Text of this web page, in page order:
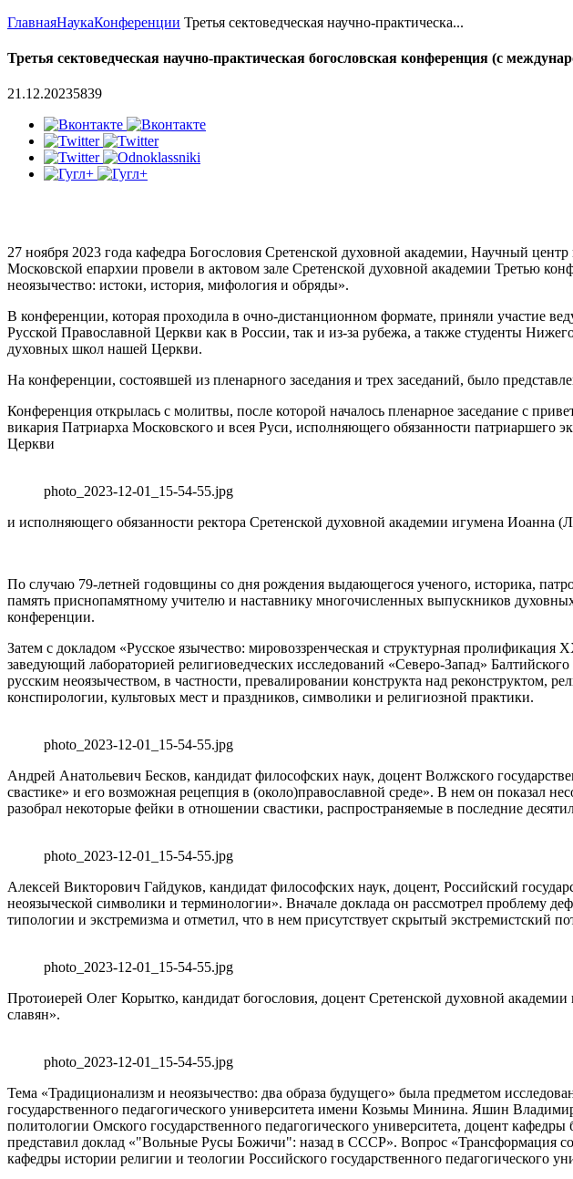
ГлавнаяНаукаКонференции Третья сектоведческая научно-практическа...
Третья сектоведческая научно-практическая богословская конференция (с
21.12.20235839
27 ноября 2023 года кафедра Богословия Сретенской духовной академии, Научный
Московской епархии провели в актовом зале Сретенской духовной академии Третью
неоязычество: истоки, история, мифология и обряды».
В конференции, которая проходила в очно-дистанционном формате, приняли участие
Русской Православной Церкви как в России, так и из-за рубежа, а также студенты
духовных школ нашей Церкви.
На конференции, состоявшей из пленарного заседания и трех заседаний, было
Конференция открылась с молитвы, после которой началось пленарное заседание с
викария Патриарха Московского и всея Руси, исполняющего обязанности патриаршего
Церкви
photo_2023-12-01_15-54-55.jpg
и исполняющего обязанности ректора Сретенской духовной академии игумена Иоанна
По случаю 79-летней годовщины со дня рождения выдающегося ученого, историка,
память приснопамятному учителю и наставнику многочисленных выпускников
конференции.
Затем с докладом «Русское язычество: мировоззренческая и структурная
заведующий лабораторией религиоведческих исследований «Северо-Запад»
русским неоязычеством, в частности, превалировании конструкта над реконструктом,
конспирологии, культовых мест и праздников, символики и религиозной практики.
photo_2023-12-01_15-54-55.jpg
Андрей Анатольевич Бесков, кандидат философских наук, доцент Волжского
свастике» и его возможная рецепция в (около)православной среде». В нем он показал
разобрал некоторые фейки в отношении свастики, распространяемые в последние
photo_2023-12-01_15-54-55.jpg
Алексей Викторович Гайдуков, кандидат философских наук, доцент, Российский
неоязыческой символики и терминологии». Вначале доклада он рассмотрел проблему
типологии и экстремизма и отметил, что в нем присутствует скрытый экстремистский
photo_2023-12-01_15-54-55.jpg
Протоиерей Олег Корытко, кандидат богословия, доцент Сретенской духовной
славян».
photo_2023-12-01_15-54-55.jpg
Тема «Традиционализм и неоязычество: два образа будущего» была предметом
государственного педагогического университета имени Козьмы Минина. Яшин
политологии Омского государственного педагогического университета, доцент
представил доклад «"Вольные Русы Божичи": назад в СССР». Вопрос «Трансформация
кафедры истории религии и теологии Российского государственного педагогического